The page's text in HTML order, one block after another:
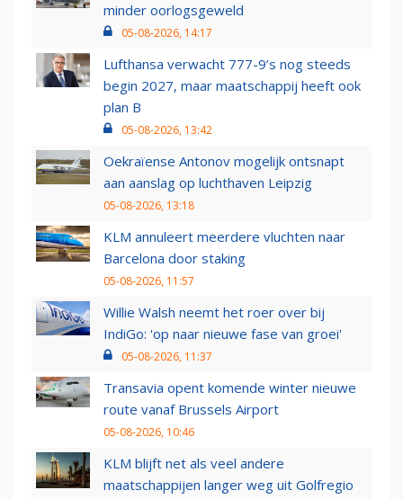
minder oorlogsgeweld
05-08-2026, 14:17
Lufthansa verwacht 777-9’s nog steeds
begin 2027, maar maatschappij heeft ook
plan B
05-08-2026, 13:42
Oekraïense Antonov mogelijk ontsnapt
aan aanslag op luchthaven Leipzig
05-08-2026, 13:18
KLM annuleert meerdere vluchten naar
Barcelona door staking
05-08-2026, 11:57
Willie Walsh neemt het roer over bij
IndiGo: 'op naar nieuwe fase van groei'
05-08-2026, 11:37
Transavia opent komende winter nieuwe
route vanaf Brussels Airport
05-08-2026, 10:46
KLM blijft net als veel andere
maatschappijen langer weg uit Golfregio